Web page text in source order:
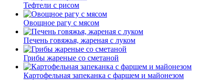
Тефтели с рисом
Овощное рагу с мясом
Печень говяжья, жареная с луком
Грибы жареные со сметаной
Картофельная запеканка с фаршем и майонезом